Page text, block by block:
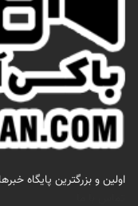
اولين و بزرگترين پايگاه